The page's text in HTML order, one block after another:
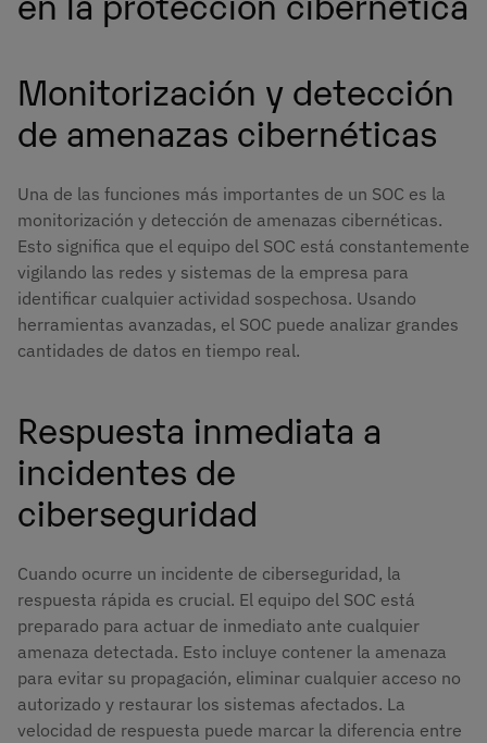
Monitorización y detección
de amenazas cibernéticas
Una de las funciones más importantes de un SOC es la
monitorización y detección de amenazas cibernéticas.
Esto significa que el equipo del SOC está constantemente
vigilando las redes y sistemas de la empresa para
identificar cualquier actividad sospechosa. Usando
herramientas avanzadas, el SOC puede analizar grandes
cantidades de datos en tiempo real.
Respuesta inmediata a
incidentes de
ciberseguridad
Cuando ocurre un incidente de ciberseguridad, la
respuesta rápida es crucial. El equipo del SOC está
preparado para actuar de inmediato ante cualquier
amenaza detectada. Esto incluye contener la amenaza
para evitar su propagación, eliminar cualquier acceso no
autorizado y restaurar los sistemas afectados. La
velocidad de respuesta puede marcar la diferencia entre